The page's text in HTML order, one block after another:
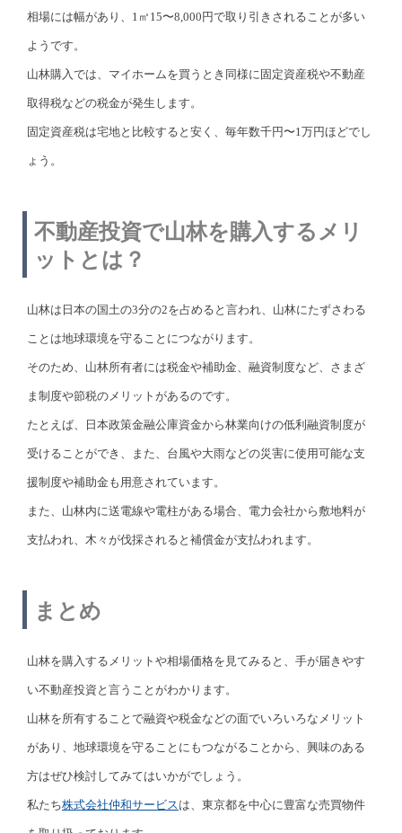
相場には幅があり、1㎡15〜8,000円で取り引きされることが多い
ようです。
山林購入では、マイホームを買うとき同様に固定資産税や不動産
取得税などの税金が発生します。
固定資産税は宅地と比較すると安く、毎年数千円〜1万円ほどでし
ょう。
不動産投資で山林を購入するメリ
ットとは？
山林は日本の国土の3分の2を占めると言われ、山林にたずさわる
ことは地球環境を守ることにつながります。
そのため、山林所有者には税金や補助金、融資制度など、さまざ
ま制度や節税のメリットがあるのです。
たとえば、日本政策金融公庫資金から林業向けの低利融資制度が
受けることができ、また、台風や大雨などの災害に使用可能な支
援制度や補助金も用意されています。
また、山林内に送電線や電柱がある場合、電力会社から敷地料が
支払われ、木々が伐採されると補償金が支払われます。
まとめ
山林を購入するメリットや相場価格を見てみると、手が届きやす
い不動産投資と言うことがわかります。
山林を所有することで融資や税金などの面でいろいろなメリット
があり、地球環境を守ることにもつながることから、興味のある
方はぜひ検討してみてはいかがでしょう。
私たち株式会社仲和サービス は、東京都を中心に豊富な売買物件